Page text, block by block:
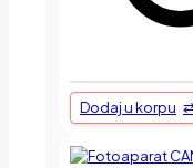
Dodaj u korpu